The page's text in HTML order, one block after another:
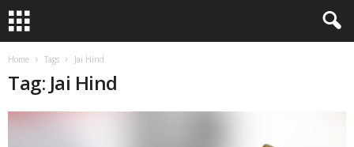
Home Tags Jai Hind
Tag: Jai Hind